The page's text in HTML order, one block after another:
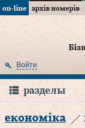
on-line архів номерів
Войти
разделы
економіка